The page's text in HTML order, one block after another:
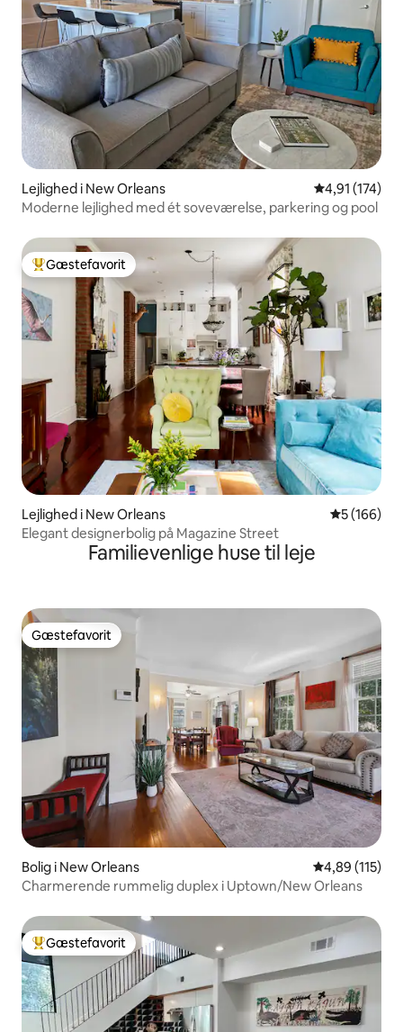
Lejlighed i New Orleans 4,91 ud af 5 i
4,91 (174)
Moderne lejlighed med ét soveværelse, parkering og pool
Bedste gæstefavorit
Gæstefavorit
Lejlighed i New Orleans 5 ud af 5 i
5 (166)
Elegant designerbolig på Magazine Street
Familievenlige huse til leje
Gæstefavorit
Gæstefavorit
Bolig i New Orleans 4,89 ud af 5 i
4,89 (115)
Charmerende rummelig duplex i Uptown/New Orleans
Bedste gæstefavorit
Gæstefavorit